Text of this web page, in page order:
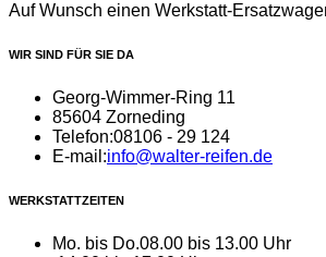
Auf Wunsch einen Werkstatt-
WIR SIND FÜR SIE DA
Georg-Wimmer-Ring 11
85604 Zorneding
Telefon:08106 - 29 124
E-mail:info@walter-reifen.de
WERKSTATTZEITEN
Mo. bis Do.08.00 bis 13.00 Uhr